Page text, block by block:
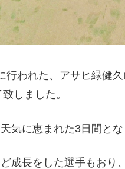
行われた、アサヒ緑健
しました。
気に恵まれた3日間とな
成長をした選手もおり